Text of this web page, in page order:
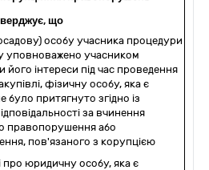
що
особу учасника процедури
уповноважено учасником
його інтереси під час проведення
фізичну особу, яка є
було притягнуто згідно із
за вчинення
правопорушення або
пов'язаного з корупцією
про юридичну особу, яка є